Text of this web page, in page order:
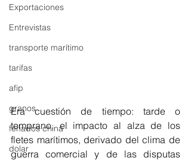
Exportaciones
Entrevistas
transporte marítimo
tarifas
afip
granos
feriados china
dolar
Era cuestión de tiempo: tarde o
temprano, el impacto al alza de los
fletes marítimos, derivado del clima de
guerra comercial y de las disputas